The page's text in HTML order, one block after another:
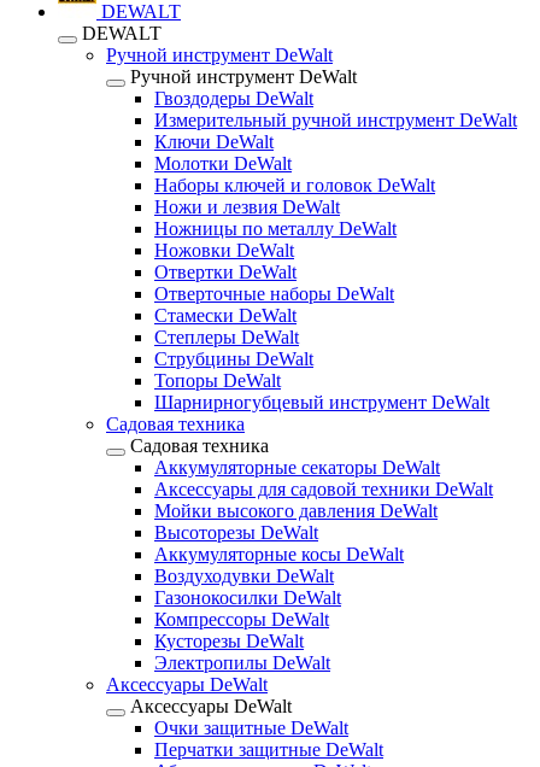
DEWALT
DEWALT
Ручной инструмент DeWalt
Ручной инструмент DeWalt
Гвоздодеры DeWalt
Измерительный ручной инструмент DeWalt
Ключи DeWalt
Молотки DeWalt
Наборы ключей и головок DeWalt
Ножи и лезвия DeWalt
Ножницы по металлу DeWalt
Ножовки DeWalt
Отвертки DeWalt
Отверточные наборы DeWalt
Стамески DeWalt
Степлеры DeWalt
Струбцины DeWalt
Топоры DeWalt
Шарнирногубцевый инструмент DeWalt
Садовая техника
Садовая техника
Аккумуляторные секаторы DeWalt
Аксессуары для садовой техники DeWalt
Мойки высокого давления DeWalt
Высоторезы DeWalt
Аккумуляторные косы DeWalt
Воздуходувки DeWalt
Газонокосилки DeWalt
Компрессоры DeWalt
Кусторезы DeWalt
Электропилы DeWalt
Аксессуары DeWalt
Аксессуары DeWalt
Очки защитные DeWalt
Перчатки защитные DeWalt